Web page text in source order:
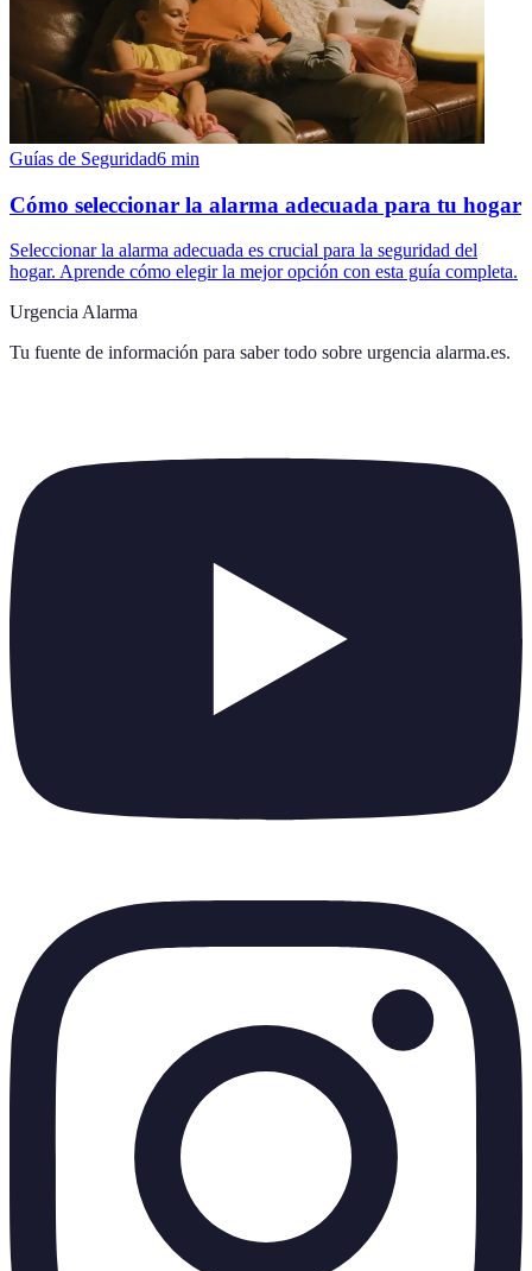
Guías de Seguridad6 min
Cómo seleccionar la alarma adecuada para tu hogar
Seleccionar la alarma adecuada es crucial para la seguridad del
hogar. Aprende cómo elegir la mejor opción con esta guía completa.
Urgencia Alarma
Tu fuente de información para saber todo sobre urgencia alarma.es.